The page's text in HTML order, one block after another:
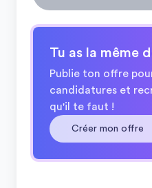
Tu as la même
Publie ton offre
candidatures et
qu'il te faut !
Créer mon offre